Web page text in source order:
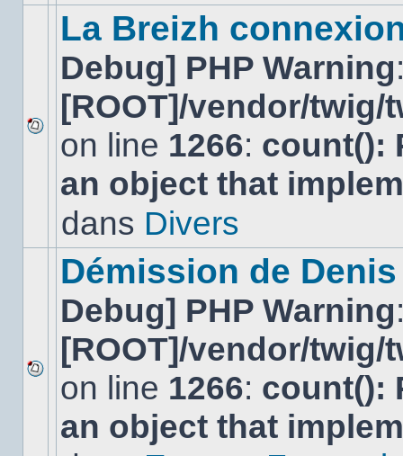
Aucun
nouveau
message
non-
dans
La Breizh
Debug] PHP Warning
[ROOT]/vendor/
on line 1266: count():
an object that
dans Divers
Aucun
nouveau
message
non-
Démission de
Debug] PHP Warning
[ROOT]/vendor/
on line 1266: count():
an object that